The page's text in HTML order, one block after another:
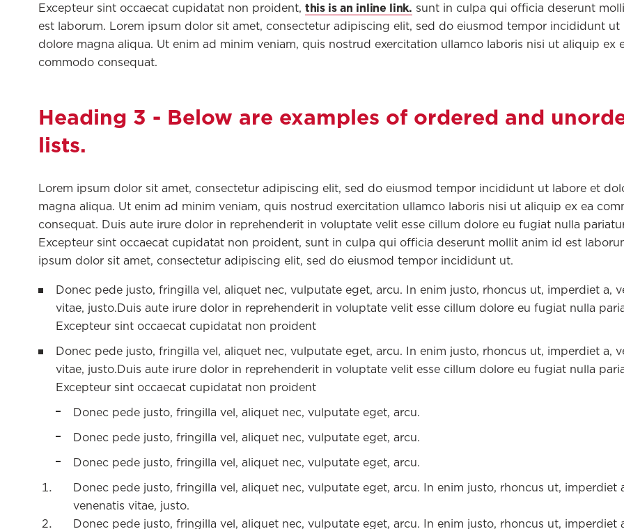
Excepteur sint occaecat cupidatat non proident, this is an inline link. sunt in culpa qui officia deserunt
est laborum. Lorem ipsum dolor sit amet, consectetur adipiscing elit, sed do eiusmod tempor incididunt ut
dolore magna aliqua. Ut enim ad minim veniam, quis nostrud exercitation ullamco laboris nisi ut aliquip ex
commodo consequat.
Heading 3 - Below are examples of ordered and
lists.
Lorem ipsum dolor sit amet, consectetur adipiscing elit, sed do eiusmod tempor incididunt ut labore et
magna aliqua. Ut enim ad minim veniam, quis nostrud exercitation ullamco laboris nisi ut aliquip ex ea
consequat. Duis aute irure dolor in reprehenderit in voluptate velit esse cillum dolore eu fugiat nulla
Excepteur sint occaecat cupidatat non proident, sunt in culpa qui officia deserunt mollit anim id est
ipsum dolor sit amet, consectetur adipiscing elit, sed do eiusmod tempor incididunt ut.
Donec pede justo, fringilla vel, aliquet nec, vulputate eget, arcu. In enim justo, rhoncus ut, imperdiet a,
vitae, justo.Duis aute irure dolor in reprehenderit in voluptate velit esse cillum dolore eu fugiat nulla
Excepteur sint occaecat cupidatat non proident
Donec pede justo, fringilla vel, aliquet nec, vulputate eget, arcu. In enim justo, rhoncus ut, imperdiet a,
vitae, justo.Duis aute irure dolor in reprehenderit in voluptate velit esse cillum dolore eu fugiat nulla
Excepteur sint occaecat cupidatat non proident
Donec pede justo, fringilla vel, aliquet nec, vulputate eget, arcu.
Donec pede justo, fringilla vel, aliquet nec, vulputate eget, arcu.
Donec pede justo, fringilla vel, aliquet nec, vulputate eget, arcu.
Donec pede justo, fringilla vel, aliquet nec, vulputate eget, arcu. In enim justo, rhoncus ut, imperdiet
venenatis vitae, justo.
Donec pede justo, fringilla vel, aliquet nec, vulputate eget, arcu. In enim justo, rhoncus ut, imperdiet